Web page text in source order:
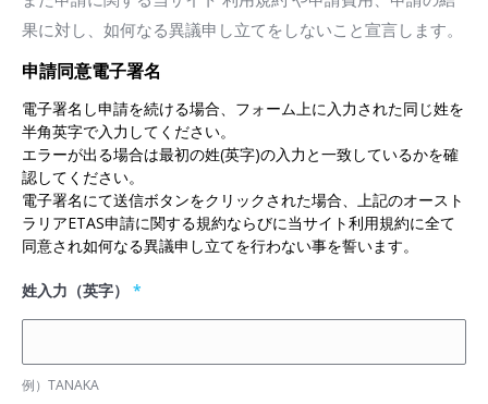
department makes no representations as to the suitability
of the information accessible for viewing by minors or any
the website, including: the risk of your computer, software
or data being damaged by any virus which might be
transmitted or activated via the website or your access to
it; and the risk that the content of this website and linked
websites does not comply with the laws of any country
for the purpose of security and usage monitoring.
prosecution. This website was developed and is operated
by SITA (3rd party provider) on behalf of the Department
果に対し、如何なる異議申し立てをしないこと宣言します。
申請同意電子署名
電子署名し申請を続ける場合、フォーム上に入力された同じ姓を
半角英字で入力してください。
エラーが出る場合は最初の姓(英字)の入力と一致しているかを確
認してください。
電子署名にて送信ボタンをクリックされた場合、上記のオースト
ラリアETAS申請に関する規約ならびに当サイト利用規約に全て
同意され如何なる異議申し立てを行わない事を誓います。
姓入力（英字） *
例）TANAKA